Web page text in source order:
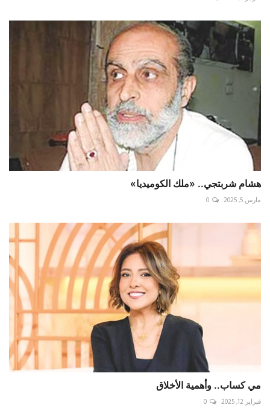
هشام شربتجي.. «ملك الكوميديا»
مارس 5, 2025 0
مي كساب.. وأهمية الأخلاق
فبراير 12, 2025 0